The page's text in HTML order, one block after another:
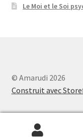
Le Moi et le Soi
© Amarudi 2026
Construit avec